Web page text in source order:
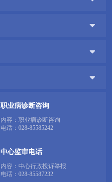



职业病诊断咨询
内容：职业病诊断咨询
电话： 028-85585242
中心监审电话
内容：中心行政投诉举报
电话： 028-85587232